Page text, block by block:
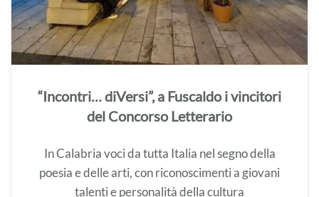
“Incontri… diVersi”, a Fuscaldo i vincitori
del Concorso Letterario
In Calabria voci da tutta Italia nel segno della
poesia e delle arti, con riconoscimenti a giovani
talenti e personalità della cultura